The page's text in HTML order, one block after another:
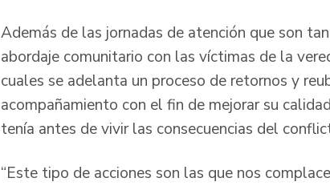
Además de las jornadas de atención que son
abordaje comunitario con las víctimas de la
cuales se adelanta un proceso de retornos y
acompañamiento con el fin de mejorar su
tenía antes de vivir las consecuencias del
“Este tipo de acciones son las que nos